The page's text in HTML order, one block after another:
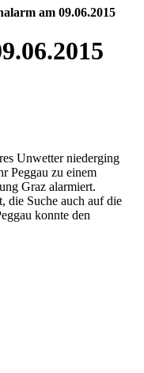
am 09.06.2015
Unwetter niederging
Peggau zu einem
Graz alarmiert.
die Suche auch auf die
konnte den